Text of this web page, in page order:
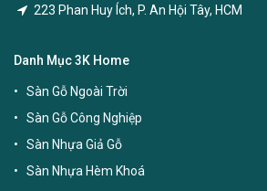
223 Phan Huy Ích, P. An Hội Tây, HCM
Danh Mục 3K Home
Sàn Gỗ Ngoài Trời
Sàn Gỗ Công Nghiệp
Sàn Nhựa Giả Gỗ
Sàn Nhựa Hèm Khoá